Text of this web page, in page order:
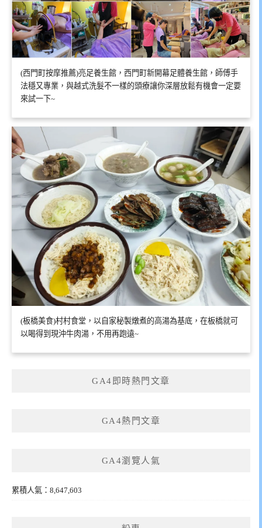
(西門町按摩推薦)亮足養生館，西門町新開幕足體養生館，師傅手
法穩又專業，與越式洗髮不一樣的頭療讓你深層放鬆有機會一定要
來試一下~
(板橋美食)村村食堂，以自家秘製燉煮的高湯為基底，在板橋就可
以喝得到現沖牛肉湯，不用再跑遠~
GA4即時熱門文章
GA4熱門文章
GA4瀏覽人氣
累積人氣：8,647,603